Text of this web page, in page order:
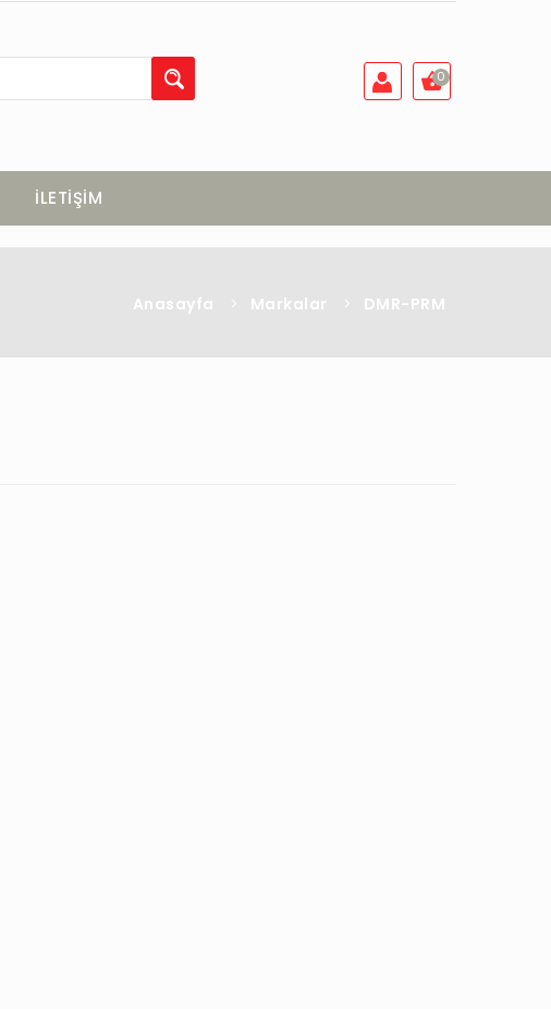
0
İLETİŞİM
Anasayfa > Markalar > DMR-PRM